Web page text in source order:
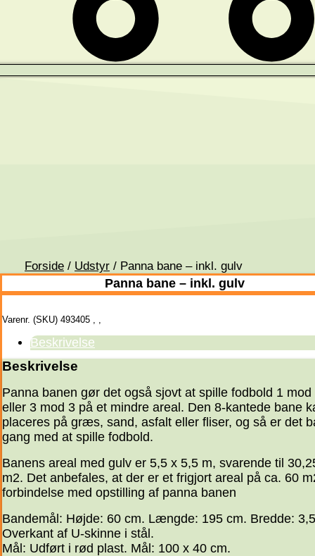
Forside / Udstyr / Panna bane – inkl. gulv
Panna bane – inkl. gulv
Varenr. (SKU) 493405 , ,
Beskrivelse
Beskrivelse
Panna banen gør det også sjovt at spille fodbold 1 mod
eller 3 mod 3 på et mindre areal. Den 8-kantede bane
placeres på græs, sand, asfalt eller fliser, og så er det
gang med at spille fodbold.
Banens areal med gulv er 5,5 x 5,5 m, svarende til
m2. Det anbefales, at der er et frigjort areal på ca. 60
forbindelse med opstilling af panna banen
Bandemål: Højde: 60 cm. Længde: 195 cm. Bredde:
Overkant af U-skinne i stål.
Mål: Udført i rød plast. Mål: 100 x 40 cm.